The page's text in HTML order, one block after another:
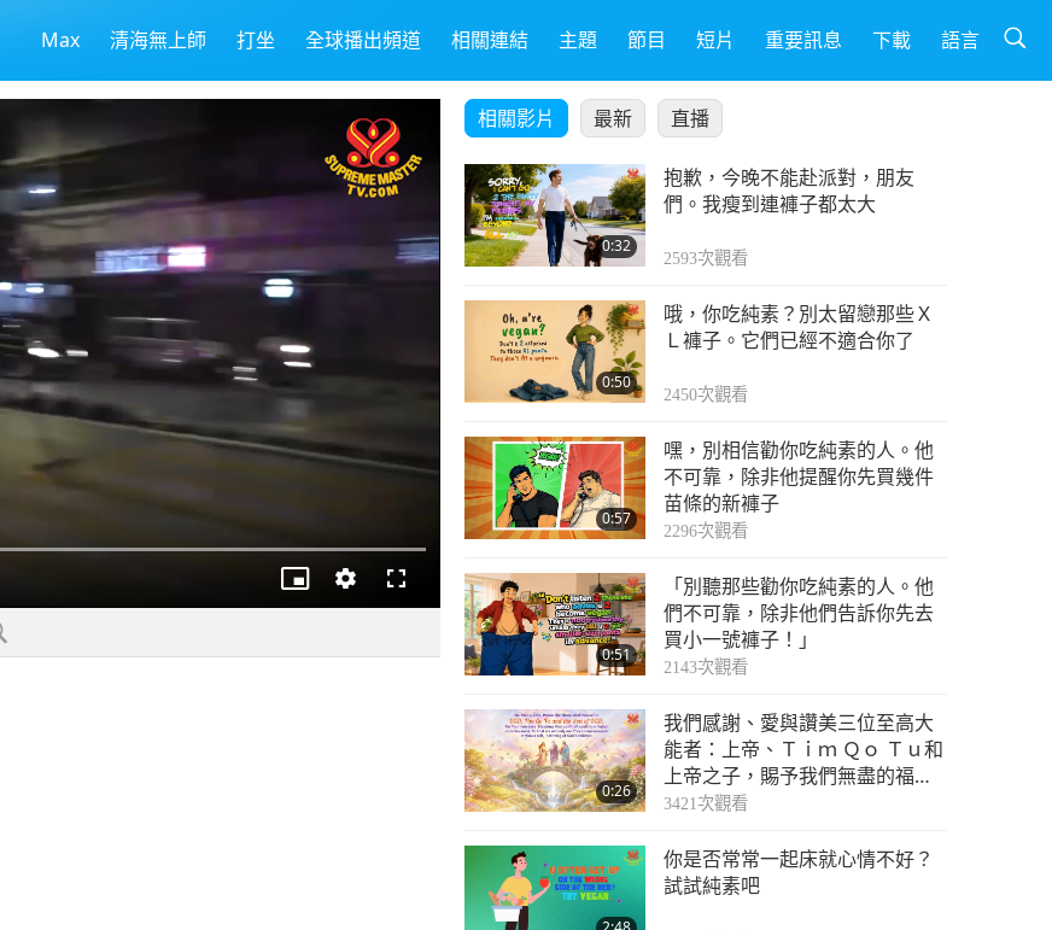
Max 清海無上師 打坐 全球播出頻道 相關連結 主題 節目 短片 重要訊息 下載 語言
迷
你
器
解
析
全
螢
相關影片 最新 直播
0:32
抱歉，今晚不能赴派對，朋友
們。我瘦到連褲子都太大
2593次觀看
0:50
哦，你吃純素？別太留戀那些Ｘ
Ｌ褲子。它們已經不適合你了
2450次觀看
0:57
嘿，別相信勸你吃純素的人。他
不可靠，除非他提醒你先買幾件
苗條的新褲子
2296次觀看
0:51
「別聽那些勸你吃純素的人。他
們不可靠，除非他們告訴你先去
買小一號褲子！」
2143次觀看
0:26
我們感謝、愛與讚美三位至高大
能者：上帝、Ｔｉｍ Ｑｏ Ｔｕ和
上帝之子，賜予我們無盡的福
佑，使所有靈魂提昇到更高的意
本我與上帝兒女的身分相稱
3421次觀看
你是否常常一起床就心情不好？
試試純素吧